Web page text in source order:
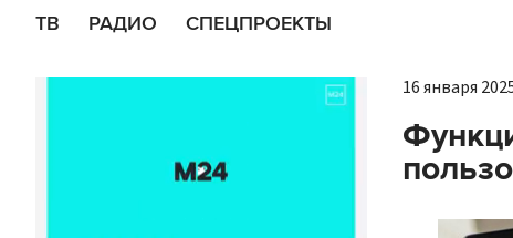
ТВ РАДИО СПЕЦПРОЕКТЫ
16 января